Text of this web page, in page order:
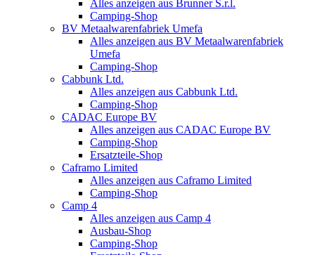
Alles anzeigen aus Brunner S.r.l.
Camping-Shop
BV Metaalwarenfabriek Umefa
Alles anzeigen aus BV Metaalwarenfabriek
Umefa
Camping-Shop
Cabbunk Ltd.
Alles anzeigen aus Cabbunk Ltd.
Camping-Shop
CADAC Europe BV
Alles anzeigen aus CADAC Europe BV
Camping-Shop
Ersatzteile-Shop
Caframo Limited
Alles anzeigen aus Caframo Limited
Camping-Shop
Camp 4
Alles anzeigen aus Camp 4
Ausbau-Shop
Camping-Shop